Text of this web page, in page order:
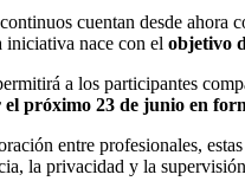
cuentan desde ahora
iniciativa nace con el objetivo
a los participantes
próximo 23 de junio en
entre profesionales,
la privacidad y la